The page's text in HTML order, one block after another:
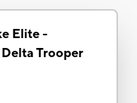
Elite -
Trooper